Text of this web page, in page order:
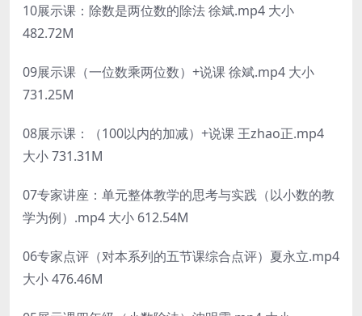
10展示课：除数是两位数的除法 徐斌.mp4 大小
482.72M
09展示课（一位数乘两位数）+说课 徐斌.mp4 大小
731.25M
08展示课：（100以内的加减）+说课 王zhao正.mp4
大小 731.31M
07专家讲座：单元整体教学的思考与实践（以小数的教
学为例）.mp4 大小 612.54M
06专家点评（对本系列的五节课综合点评）夏永立.mp4
大小 476.46M